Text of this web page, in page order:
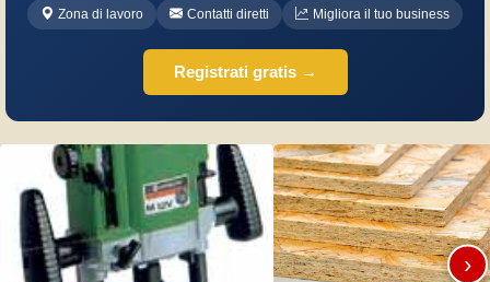
Zona di lavoro Contatti diretti Migliora il tuo business
Registrati gratis →
›